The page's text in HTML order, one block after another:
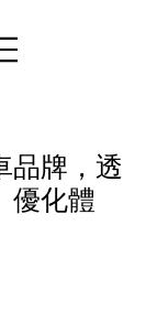
品牌，透
優化體